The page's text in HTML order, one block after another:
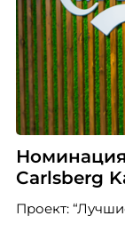
Номинация
Carlsberg
Проект: